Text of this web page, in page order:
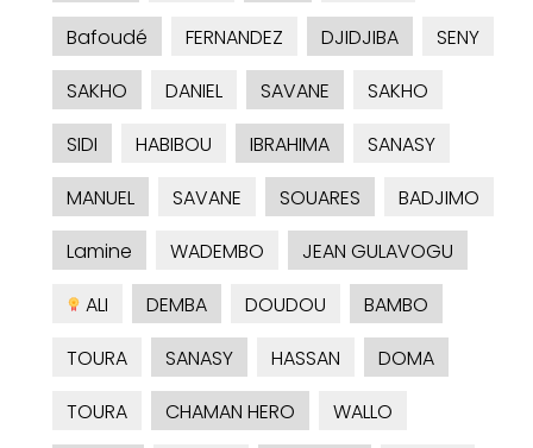
Bafoudé
FERNANDEZ DJIDJIBA
SENY
SAKHO
DANIEL SAVANE
SAKHO
SIDI
HABIBOU IBRAHIMA
SANASY
MANUEL
SAVANE SOUARES
BADJIMO
Lamine
WADEMBO
JEAN GULAVOGU
ALI
DEMBA DOUDOU
BAMBO
TOURA
SANASY HASSAN
DOMA
TOURA
CHAMAN HERO
WALLO